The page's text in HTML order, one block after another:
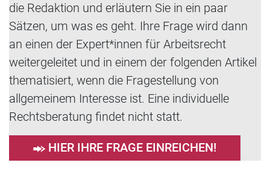
die Redaktion und erläutern Sie in ein paar
Sätzen, um was es geht. Ihre Frage wird dann
an einen der Expert*innen für Arbeitsrecht
weitergeleitet und in einem der folgenden Artikel
thematisiert, wenn die Fragestellung von
allgemeinem Interesse ist. Eine individuelle
Rechtsberatung findet nicht statt.
HIER IHRE FRAGE EINREICHEN!